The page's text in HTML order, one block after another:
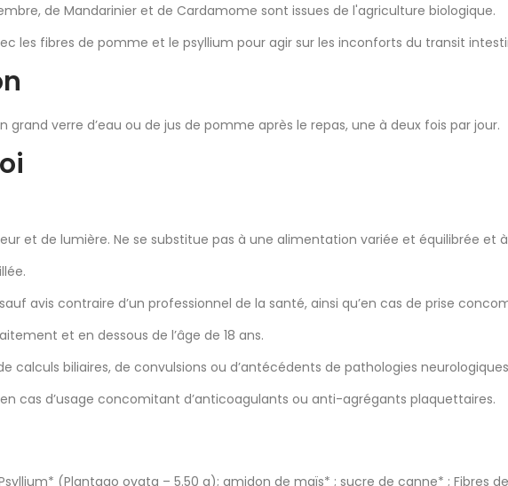
de Mandarinier et de Cardamome sont issues de l'agriculture biologique.
les fibres de pomme et le psyllium pour agir sur les inconforts du transit
grand verre d’eau ou de jus de pomme après le repas, une à deux fois par jour.
et de lumière. Ne se substitue pas à une alimentation variée et équilibrée et
avis contraire d’un professionnel de la santé, ainsi qu’en cas de prise
et en dessous de l’âge de 18 ans.
calculs biliaires, de convulsions ou d’antécédents de pathologies
cas d’usage concomitant d’anticoagulants ou anti-agrégants plaquettaires.
Psyllium* (Plantago ovata – 5.50 g); amidon de maïs* ; sucre de canne* ; Fibres